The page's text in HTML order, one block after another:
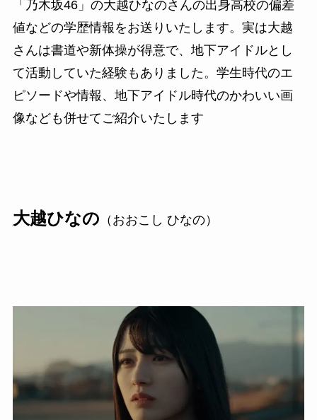
「乃木坂46」の大越ひなのさんの出身高校の偏差
値などの学歴情報をお送りいたします。実は大越
さんは書道や新体操が得意で、地下アイドルとし
て活動していた経験もありました。学生時代のエ
ピソードや情報、地下アイドル時代のかわいい画
像なども併せてご紹介いたします
大越ひなの （おおこし ひなの）